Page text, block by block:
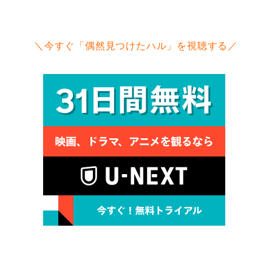
＼今すぐ「偶然見つけたハル」を視聴する／